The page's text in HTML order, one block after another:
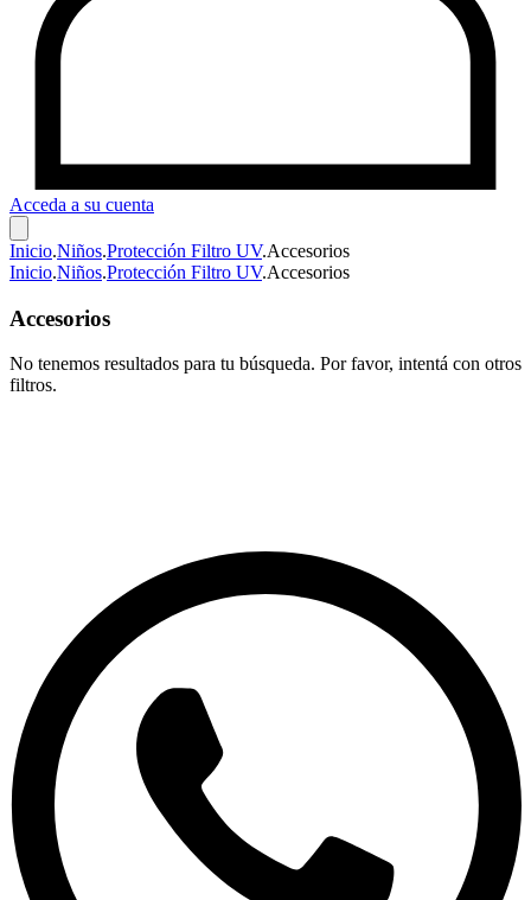
Acceda a su cuenta
Inicio.Niños.Protección Filtro UV.Accesorios
Inicio.Niños.Protección Filtro UV.Accesorios
Accesorios
No tenemos resultados para tu búsqueda. Por favor, intentá con otros
filtros.